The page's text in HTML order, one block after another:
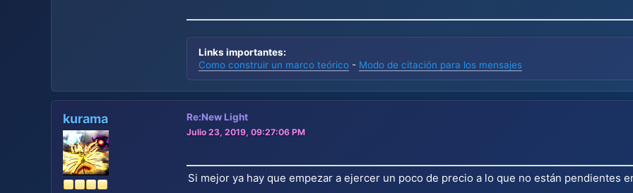
Links importantes:
Como construir un marco teórico - Modo de citación para los mensajes
kurama Re:New Light
Julio 23, 2019, 09:27:06 PM
Si mejor ya hay que empezar a ejercer un poco de precio a lo que no están pendientes